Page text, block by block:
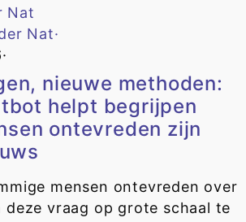
Nat·
·
nieuwe methoden:
helpt begrijpen
ontevreden zijn
mensen ontevreden over
deze vraag op grote schaal te